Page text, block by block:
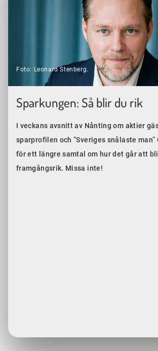
Foto: Leonard Stenberg.
Sparkungen: Så blir du rik
I veckans avsnitt av Nånting om aktier
sparprofilen och ”Sveriges snålaste man”
för ett längre samtal om hur det går att
framgångsrik. Missa inte!